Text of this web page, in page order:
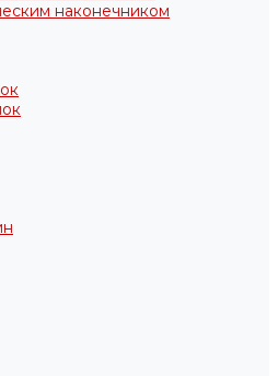
наконечником